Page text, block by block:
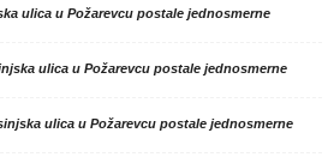
ulica u Požarevcu postale jednosmerne
ulica u Požarevcu postale jednosmerne
ulica u Požarevcu postale jednosmerne